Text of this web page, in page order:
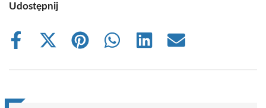
Udostępnij
Share
Share
(Twitter)
Share
Share
Share
Share